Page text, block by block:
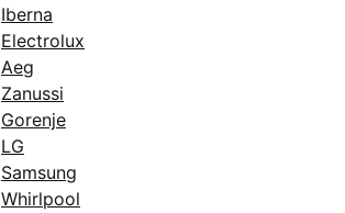
Iberna
Electrolux
Aeg
Zanussi
Gorenje
LG
Samsung
Whirlpool